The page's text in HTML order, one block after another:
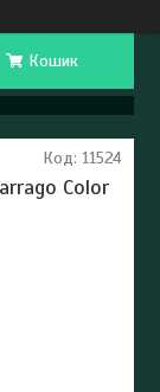
Кошик
Color
Код: 11524